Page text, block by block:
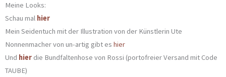
Meine Looks:
Schau mal hier
Mein Seidentuch mit der Illustration von der Künstlerin Ute
Nonnenmacher von un-artig gibt es hier
Und hier die Bundfaltenhose von Rossi (portofreier Versand mit Code
TAUBE)